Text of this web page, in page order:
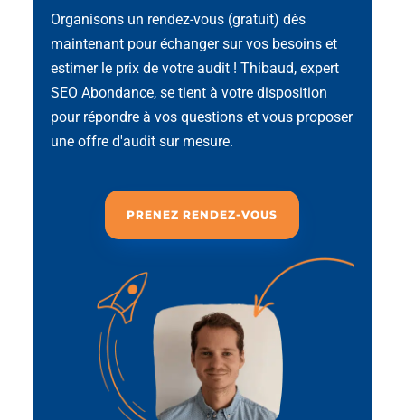
Organisons un rendez-vous (gratuit) dès
maintenant pour échanger sur vos besoins et
estimer le prix de votre audit ! Thibaud, expert
SEO Abondance, se tient à votre disposition
pour répondre à vos questions et vous proposer
une offre d'audit sur mesure.
PRENEZ RENDEZ-VOUS